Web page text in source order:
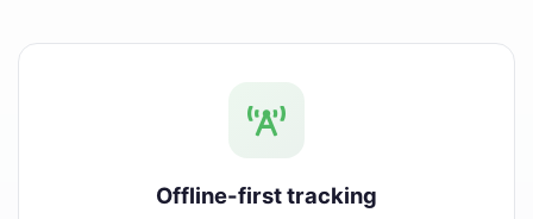
Offline-first tracking